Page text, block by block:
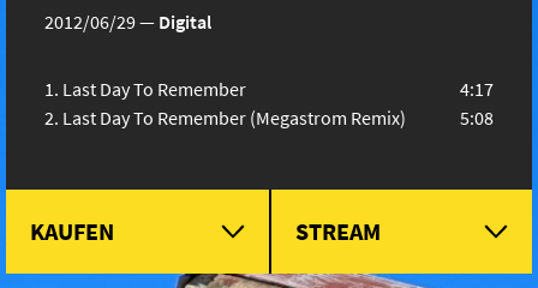
2012/06/29— Digital
Last Day To Remember
4:17
Last Day To Remember (Megastrom Remix)
5:08
KAUFEN STREAM